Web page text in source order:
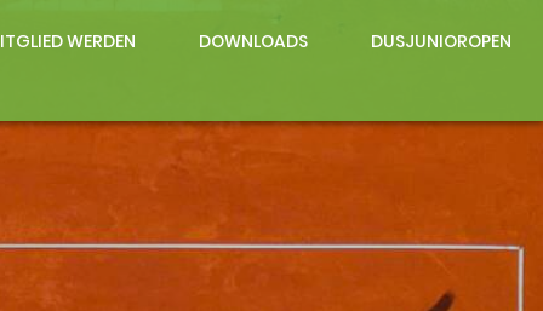
WERDEN DOWNLOADS DUSJUNIOROPEN